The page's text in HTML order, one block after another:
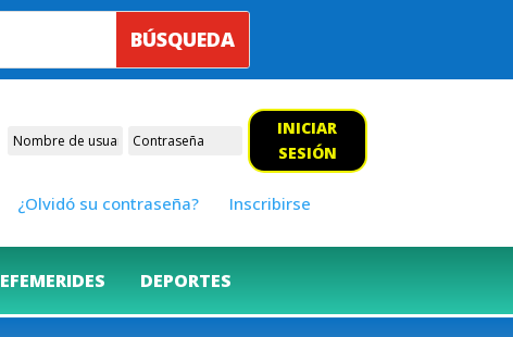
INICIAR
SESIÓN
¿Olvidó su contraseña? Inscribirse
EFEMERIDES DEPORTES